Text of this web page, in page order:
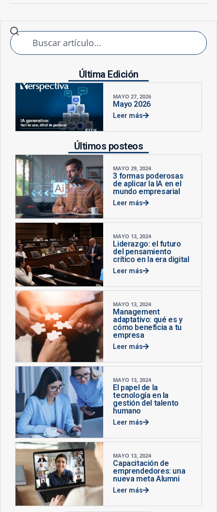
Última Edición
MAYO 27, 2026
Mayo 2026
Leer más
Últimos posteos
MAYO 29, 2024
3 formas poderosas
de aplicar la IA en el
mundo empresarial
Leer más
MAYO 13, 2024
Liderazgo: el futuro
del pensamiento
crítico en la era digital
Leer más
MAYO 13, 2024
Management
adaptativo: qué es y
cómo beneficia a tu
empresa
Leer más
MAYO 13, 2024
El papel de la
tecnología en la
gestión del talento
humano
Leer más
MAYO 13, 2024
Capacitación de
emprendedores: una
nueva meta Alumni
Leer más